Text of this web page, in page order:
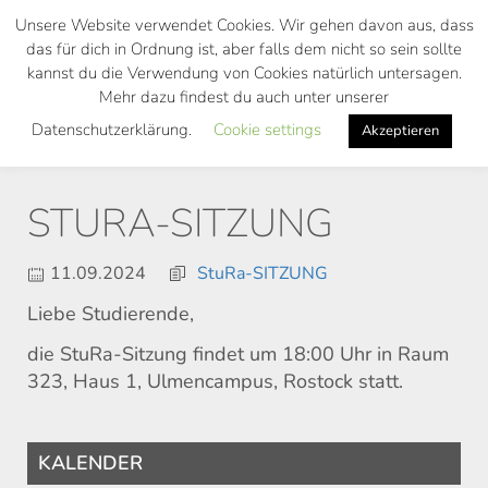
Skip
main
STURA-SITZUNG
11.09.2024 StuRa-SITZUNG
Liebe Studierende,
die StuRa-Sitzung findet um 18:00 Uhr in Raum
323, Haus 1, Ulmencampus, Rostock statt.
KALENDER
Unsere Website verwendet Cookies. Wir gehen davon aus, dass
das für dich in Ordnung ist, aber falls dem nicht so sein sollte
kannst du die Verwendung von Cookies natürlich untersagen.
Mehr dazu findest du auch unter unserer
Datenschutzerklärung.
Cookie settings Akzeptieren